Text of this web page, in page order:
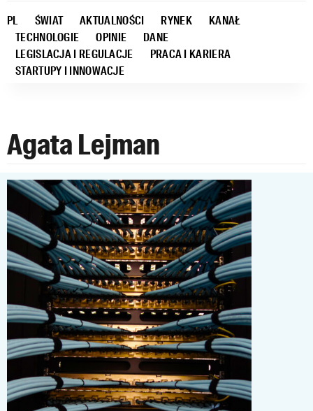
PL ŚWIAT AKTUALNOŚCI RYNEK
KANAŁ
TECHNOLOGIE
OPINIE
DANE
LEGISLACJA I REGULACJE
PRACA I KARIERA
STARTUPY I INNOWACJE
Agata Lejman